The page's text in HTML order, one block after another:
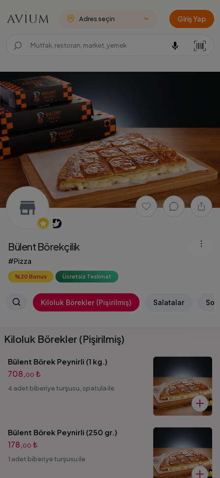
Adres seçin Giriş Yap
store
Bülent Börekçilik
#Pizza
%20 Bonus Ücretsiz Teslimat
Kiloluk Börekler (Pişirilmiş) Salatalar
Kiloluk Börekler (Pişirilmiş)
Bülent Börek Peynirli (1 kg.)
708,00 ₺
4 adet biberiye turşusu, spatula ile
Bülent Börek Peynirli (250 gr.)
178,00 ₺
1 adet biberiye turşusu ile